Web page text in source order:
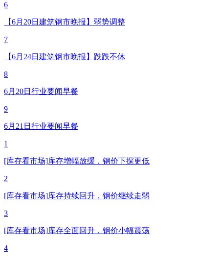
6
【6月20日建筑钢市晚报】弱势调整
7
【6月24日建筑钢市晚报】跌跌不休
8
6月20日行业要闻早餐
9
6月21日行业要闻早餐
1
[库存看市场]库存增幅放缓，钢价下探更低
2
[库存看市场]库存持续回升，钢价继续走弱
3
[库存看市场]库存全面回升，钢价小幅震荡
4